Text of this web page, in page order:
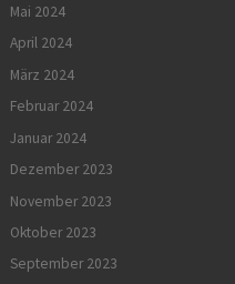
Mai 2024
April 2024
März 2024
Februar 2024
Januar 2024
Dezember 2023
November 2023
Oktober 2023
September 2023